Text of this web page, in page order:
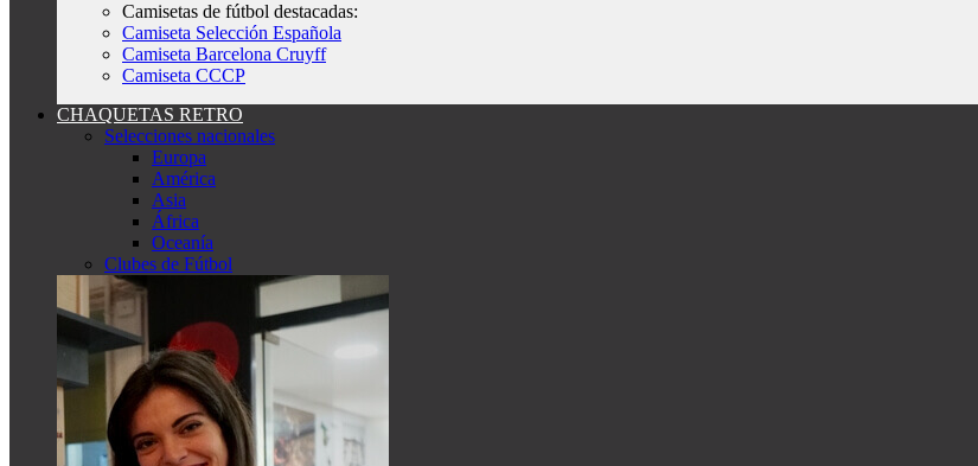
Camisetas de fútbol destacadas:
Camiseta Selección Española
Camiseta Barcelona Cruyff
Camiseta CCCP
CHAQUETAS RETRO
Selecciones nacionales
Europa
América
Asia
África
Oceanía
Clubes de Fútbol